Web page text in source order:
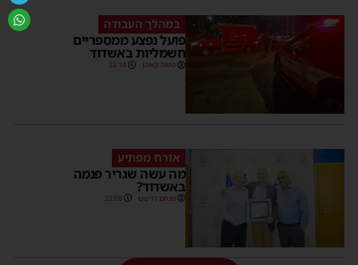
במהלך העבודה
פועל נפצע ממספריים
חשמליות באשדוד
משה קאהן 22:14
אורח מפתיע
מה עשה שגריר פנמה
באשדוד?
מנחם דויטש 22:08